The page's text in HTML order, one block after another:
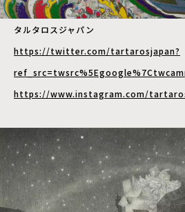
タルタロスジャパン
https://twitter.com/tartarosjapan?
https://www.instagram.com/